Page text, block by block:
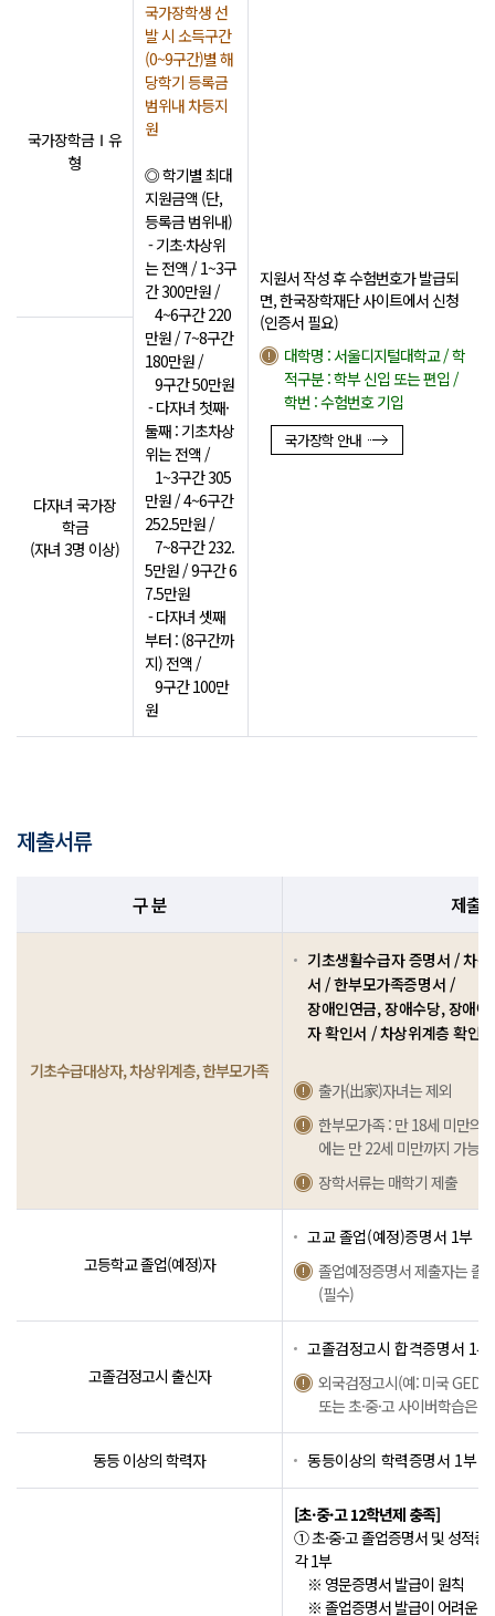
국가장학금Ⅰ유
형
국가장학생 선
발 시 소득구간
(0~9구간)별 해
당학기 등록금
범위내 차등지
원
◎ 학기별 최대
지원금액 (단,
등록금 범위내)
- 기초·차상위
는 전액 / 1~3구
간 300만원 /
4~6구간 220
만원 / 7~8구간
180만원 /
9구간 50만원
- 다자녀 첫째·
둘째 : 기초차상
위는 전액 /
1~3구간 305
만원 / 4~6구간
252.5만원 /
7~8구간 232.
5만원 / 9구간 6
7.5만원
- 다자녀 셋째
부터 : (8구간까
지) 전액 /
9구간 100만
원
지원서 작성 후 수험번호가 발급되
면, 한국장학재단 사이트에서 신청
(인증서 필요)
대학명 : 서울디지털대학교 / 학
적구분 : 학부 신입 또는 편입 /
학번 : 수험번호 기입
국가장학 안내
다자녀 국가장
학금
(자녀 3명 이상)
제출서류
구 분 제출
기초수급대상자, 차상위계층, 한부모가족
기초생활수급자 증명서 / 차
서 / 한부모가족증명서 /
장애인연금, 장애수당, 장애
자 확인서 / 차상위계층 확인
출가(出家)자녀는 제외
한부모가족 : 만 18세 미만의
에는 만 22세 미만까지 가능)
장학서류는 매학기 제출
고등학교 졸업(예정)자
고교 졸업(예정)증명서 1부
졸업예정증명서 제출자는 졸
(필수)
고졸검정고시 출신자
고졸검정고시 합격증명서 1부
외국검정고시(예: 미국 GED,
또는 초·중·고 사이버학습은
동등 이상의 학력자 동등이상의 학력증명서 1부
[초·중·고 12학년제 충족]
① 초·중·고 졸업증명서 및 성적
각 1부
※ 영문증명서 발급이 원칙
※ 졸업증명서 발급이 어려운